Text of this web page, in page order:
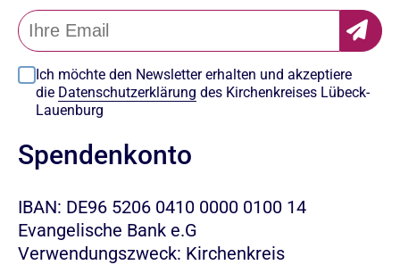
Ich möchte den Newsletter erhalten und akzeptiere
die Datenschutzerklärung des Kirchenkreises Lübeck-
Lauenburg
Spendenkonto
IBAN: DE96 5206 0410 0000 0100 14
Evangelische Bank e.G
Verwendungszweck: Kirchenkreis